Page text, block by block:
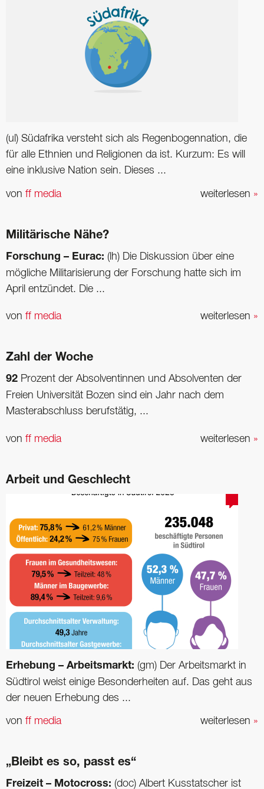
(ul) Südafrika versteht sich als Regenbogennation, die
für alle Ethnien und Religionen da ist. Kurzum: Es will
eine inklusive Nation sein. Dieses ...
weiterlesen »
von ff media
Militärische Nähe?
Forschung – Eurac: (lh) Die Diskussion über eine
mögliche Militarisierung der Forschung hatte sich im
April entzündet. Die ...
weiterlesen »
von ff media
Zahl der Woche
92 Prozent der Absolventinnen und Absolventen der
Freien Universität Bozen sind ein Jahr nach dem
Masterabschluss berufstätig, ...
weiterlesen »
von ff media
Arbeit und Geschlecht
Erhebung – Arbeitsmarkt: (gm) Der Arbeitsmarkt in
Südtirol weist einige Besonderheiten auf. Das geht aus
der neuen Erhebung des ...
weiterlesen »
von ff media
„Bleibt es so, passt es“
Freizeit – Motocross: (doc) Albert Kusstatscher ist